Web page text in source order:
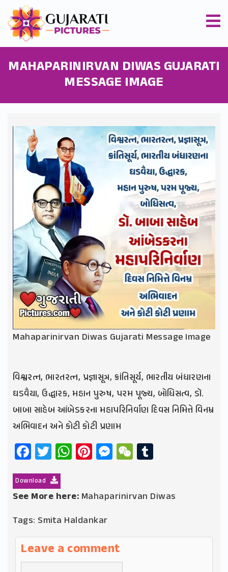
MAHAPARINIRVAN DIWAS GUJARATI
MESSAGE IMAGE
Mahaparinirvan Diwas Gujarati Message Image
વિશ્વરત્ન, ભારતરત્ન, પ્રજ્ઞાસૂત્ર, ક્રાંતિસૂર્ય, ભારતીય બંધારણના
ઘડવૈયા, ઉદ્ધારક, મહાન પુરુષ, પરમ પૂજ્ય, બોધિસત્વ, ડૉ.
બાબા સાહેબ આંબેડકરના મહાપરિનિર્વાણ દિવસ નિમિત્તે વિનમ્ર
અભિવાદન અને કોટી કોટી પ્રણામ
Facebook
Twitter
WhatsApp
Pinterest
Messenger
WeChat
Download
See More here: Mahaparinirvan Diwas
Tags: Smita Haldankar
Leave a comment